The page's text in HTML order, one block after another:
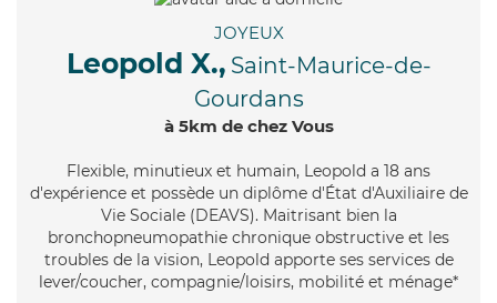
JOYEUX
Leopold X., Saint-Maurice-de-
Gourdans
à 5km de chez Vous
Flexible, minutieux et humain, Leopold a 18 ans
d'expérience et possède un diplôme d'État d'Auxiliaire de
Vie Sociale (DEAVS). Maitrisant bien la
bronchopneumopathie chronique obstructive et les
troubles de la vision, Leopold apporte ses services de
lever/coucher, compagnie/loisirs, mobilité et ménage*